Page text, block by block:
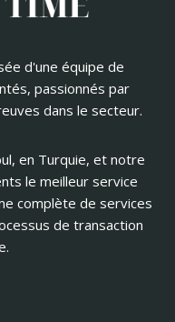
d'une équipe de
passionnés par
dans le secteur.
en Turquie, et notre
le meilleur service
complète de services
de transaction